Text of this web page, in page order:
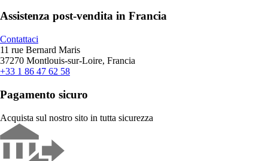
Assistenza post-vendita in Francia
Contattaci
11 rue Bernard Maris
37270 Montlouis-sur-Loire, Francia
+33 1 86 47 62 58
Pagamento sicuro
Acquista sul nostro sito in tutta sicurezza